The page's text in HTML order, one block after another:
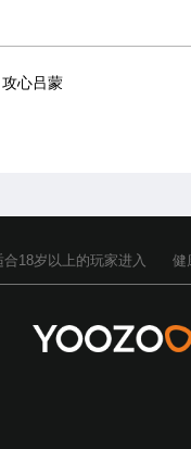
攻心吕蒙
合18岁以上的玩家进入 健